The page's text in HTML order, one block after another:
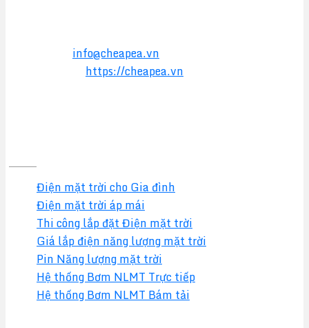
info@cheapea.vn
https://cheapea.vn
Điện mặt trời cho Gia đình
Điện mặt trời áp mái
Thi công lắp đặt Điện mặt trời
Giá lắp điện năng lượng mặt trời
Pin Năng lượng mặt trời
Hệ thống Bơm NLMT Trực tiếp
Hệ thống Bơm NLMT Bám tải